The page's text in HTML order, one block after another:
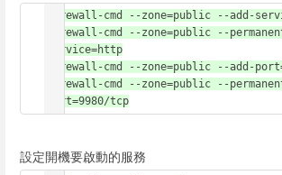
firewall-cmd --zone=public --add-
firewall-cmd --zone=public --
service=http
firewall-cmd --zone=public --add-
firewall-cmd --zone=public --
port=9980/tcp
設定開機要啟動的服務